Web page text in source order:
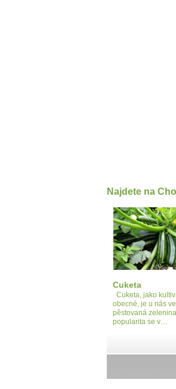
Najdete na
Cuketa
Cuketa, jako
obecné, je u nás
pěstovaná
popularita se v…